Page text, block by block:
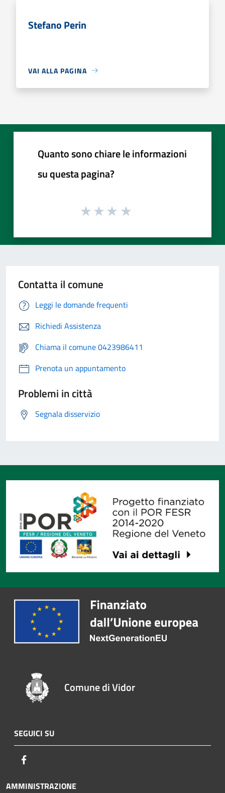
Stefano Perin
VAI ALLA PAGINA
Quanto sono chiare le informazioni
su questa pagina?
Contatta il comune
Leggi le domande frequenti
Richiedi Assistenza
Chiama il comune 0423986411
Prenota un appuntamento
Problemi in città
Segnala disservizio
Comune di Vidor
SEGUICI SU
AMMINISTRAZIONE